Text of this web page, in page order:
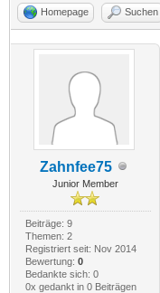
Homepage Suchen
Zahnfee75
Junior Member
Beiträge: 9
Themen: 2
Registriert seit: Nov 2014
Bewertung: 0
Bedankte sich: 0
0x gedankt in 0 Beiträgen